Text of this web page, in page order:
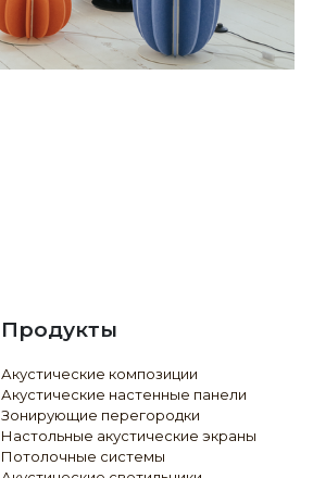
Продукты
Акустические композиции
Акустические настенные панели
Зонирующие перегородки
Настольные акустические экраны
Потолочные системы